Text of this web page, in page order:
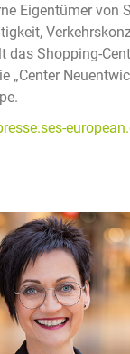
Eigentümer von
Shopping-
„Center